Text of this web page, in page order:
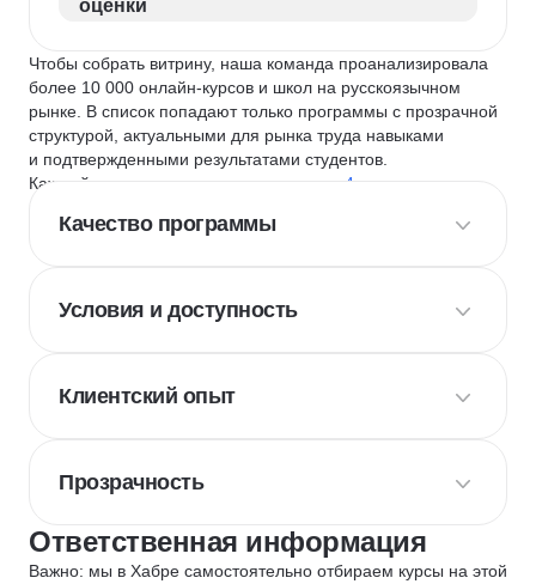
оценки
Чтобы собрать витрину, наша команда проанализировала
более 10 000 онлайн-курсов и школ на русскоязычном
рынке. В список попадают только программы с прозрачной
структурой, актуальными для рынка труда навыками
и подтвержденными результатами студентов.
Каждый курс и школу мы оцениваем по
4 критериям
Качество программы
Условия и доступность
Клиентский опыт
Прозрачность
Ответственная информация
Важно: мы в Хабре самостоятельно отбираем курсы на этой